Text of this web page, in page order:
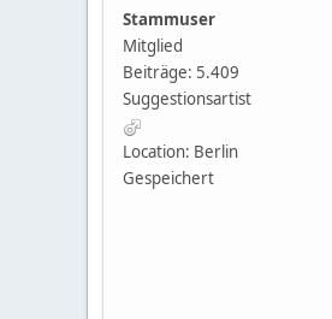
Stammuser
Mitglied
Beiträge: 5.409
Suggestionsartist
Location: Berlin
Gespeichert